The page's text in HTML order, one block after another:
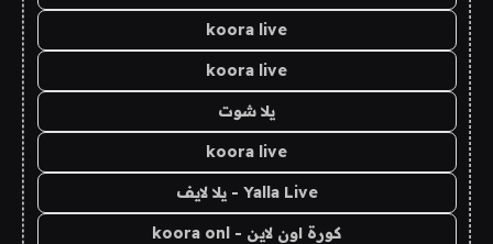
koora live
koora live
يلا شوت
koora live
Yalla Live - يلا لايف
كورة اون لاين - koora onl